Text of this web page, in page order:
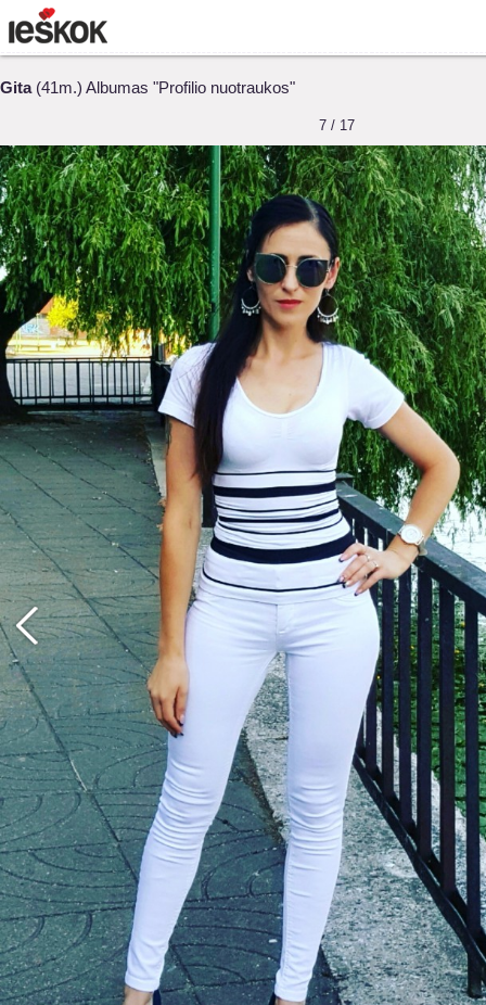
Gita(41m.) Albumas "Profilio nuotraukos"
7 / 17